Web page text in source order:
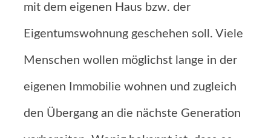
mit dem eigenen Haus bzw. der
Eigentumswohnung geschehen soll. Viele
Menschen wollen möglichst lange in der
eigenen Immobilie wohnen und zugleich
den Übergang an die nächste Generation